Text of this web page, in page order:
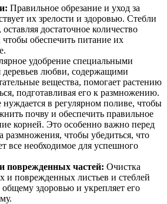
Правильное обрезание и уход за
их зрелости и здоровью. Стебли
оставляя достаточное количество
чтобы обеспечить питание их
удобрение специальными
деревьев любви, содержащими
вещества, помогает растению
подготавливая его к размножению.
нуждается в регулярном поливе, чтобы
почву и обеспечить правильное
корней. Это особенно важно перед
размножения, чтобы убедиться, что
все необходимое для успешного
поврежденных частей: Очистка
и поврежденных листьев и стеблей
общему здоровью и укрепляет его